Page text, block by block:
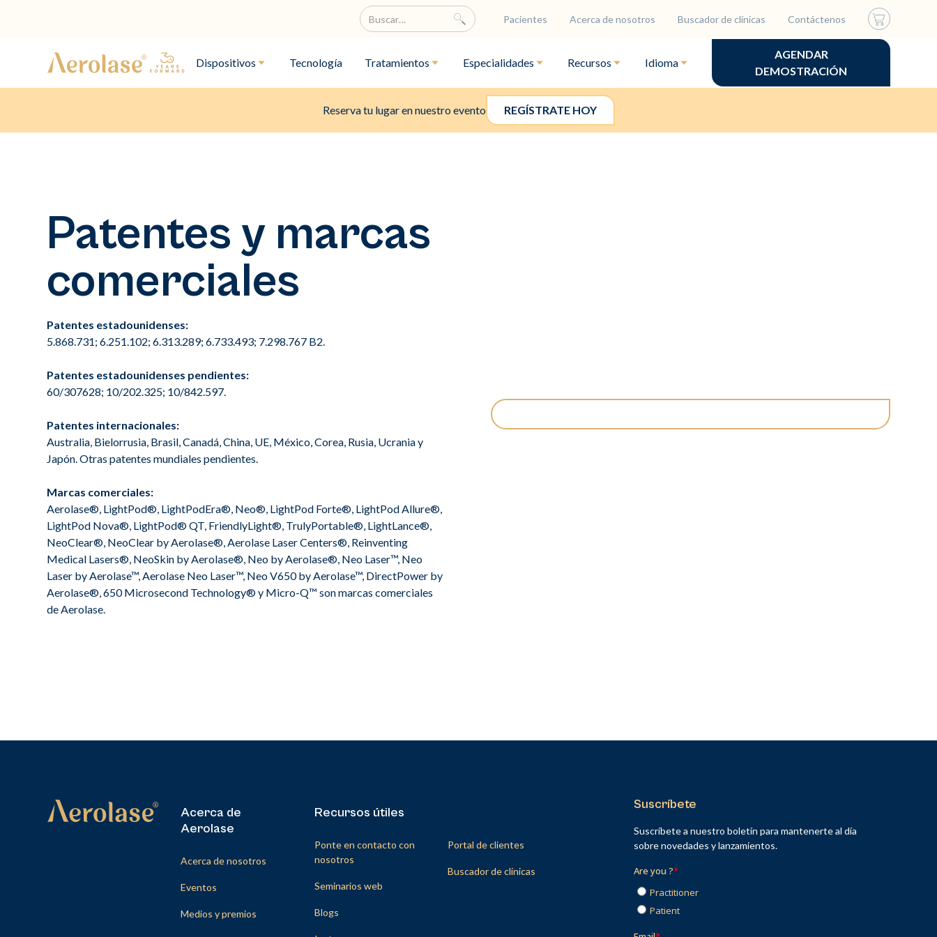
Pacientes Acerca de nosotros Buscador de clínicas Contáctenos
Dispositivos Tecnología Tratamientos Especialidades Recursos Idioma
AGENDAR
DEMOSTRACIÓN
Reserva tu lugar en nuestro evento REGÍSTRATE HOY
Patentes y marcas
comerciales
Patentes estadounidenses:
5.868.731; 6.251.102; 6.313.289; 6.733.493; 7.298.767 B2.
Patentes estadounidenses pendientes:
60/307628; 10/202.325; 10/842.597.
Patentes internacionales:
Australia, Bielorrusia, Brasil, Canadá, China, UE, México, Corea, Rusia, Ucrania y
Japón. Otras patentes mundiales pendientes.
Marcas comerciales:
Aerolase®, LightPod®, LightPodEra®, Neo®, LightPod Forte®, LightPod Allure®,
LightPod Nova®, LightPod® QT, FriendlyLight®, TrulyPortable®, LightLance®,
NeoClear®, NeoClear by Aerolase®, Aerolase Laser Centers®, Reinventing
Medical Lasers®, NeoSkin by Aerolase®, Neo by Aerolase®, Neo Laser™, Neo
Laser by Aerolase™, Aerolase Neo Laser™, Neo V650 by Aerolase™, DirectPower by
Aerolase®, 650 Microsecond Technology® y Micro-Q™ son marcas comerciales
de Aerolase.
Acerca de
Aerolase
Acerca de nosotros
Eventos
Medios y premios
Recursos útiles
Ponte en contacto con
nosotros
Seminarios web
Blogs
Portal de clientes
Buscador de clínicas
Suscríbete
Suscríbete a nuestro boletín para mantenerte al día
sobre novedades y lanzamientos.